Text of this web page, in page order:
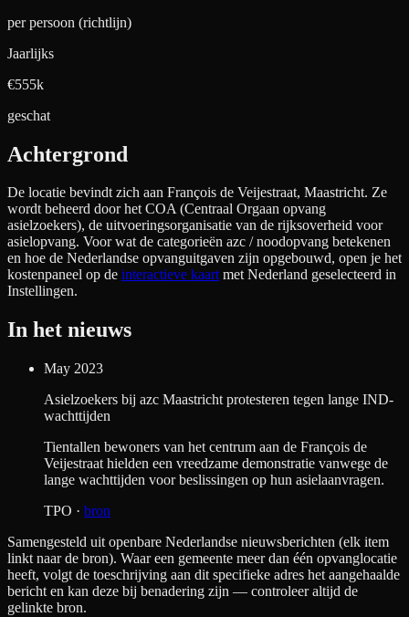
per persoon (richtlijn)
Jaarlijks
€555k
geschat
Achtergrond
De locatie bevindt zich aan François de Veijestraat, Maastricht. Ze
wordt beheerd door het COA (Centraal Orgaan opvang
asielzoekers), de uitvoeringsorganisatie van de rijksoverheid voor
asielopvang. Voor wat de categorieën azc / noodopvang betekenen
en hoe de Nederlandse opvanguitgaven zijn opgebouwd, open je het
kostenpaneel op de interactieve kaart met Nederland geselecteerd in
Instellingen.
In het nieuws
May 2023
Asielzoekers bij azc Maastricht protesteren tegen lange IND-
wachttijden
Tientallen bewoners van het centrum aan de François de
Veijestraat hielden een vreedzame demonstratie vanwege de
lange wachttijden voor beslissingen op hun asielaanvragen.
TPO · bron
Samengesteld uit openbare Nederlandse nieuwsberichten (elk item
linkt naar de bron). Waar een gemeente meer dan één opvanglocatie
heeft, volgt de toeschrijving aan dit specifieke adres het aangehaalde
bericht en kan deze bij benadering zijn — controleer altijd de
gelinkte bron.